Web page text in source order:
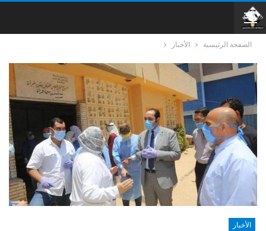
الصفحة الرئيسية الأخبار
الأخبار